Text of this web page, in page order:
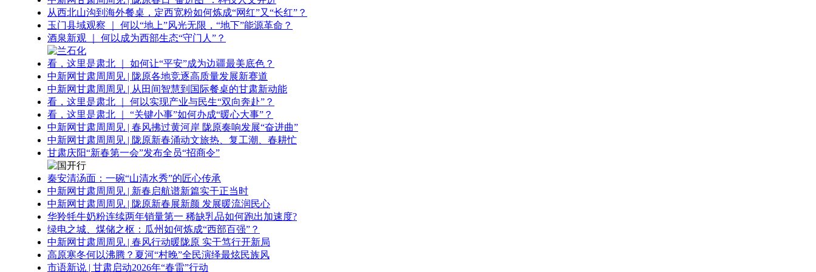
从西北山沟到海外餐桌，定西宽粉如何炼成“网红”又“长红”？
玉门县域观察 ｜ 何以“地上”风光无限，“地下”能源革命？
酒泉新观 ｜ 何以成为西部生态“守门人”？
看，这里是肃北 ｜ 如何让“平安”成为边疆最美底色？
中新网甘肃周周见 | 陇原各地竞逐高质量发展新赛道
中新网甘肃周周见 | 从田间智慧到国际餐桌的甘肃新动能
看，这里是肃北 ｜ 何以实现产业与民生“双向奔赴”？
看，这里是肃北 ｜ “关键小事”如何办成“暖心大事”？
中新网甘肃周周见 | 春风拂过黄河岸 陇原奏响发展“奋进曲”
中新网甘肃周周见 | 陇原新春涌动文旅热、复工潮、春耕忙
甘肃庆阳“新春第一会”发布全员“招商令”
秦安清汤面：一碗“山清水秀”的匠心传承
中新网甘肃周周见 | 新春启航谱新篇实干正当时
中新网甘肃周周见 | 陇原新春展新颜 发展暖流润民心
华羚牦牛奶粉连续两年销量第一 稀缺乳品如何跑出加速度?
绿电之城、煤储之枢：瓜州如何炼成“西部百强”？
中新网甘肃周周见 | 春风行动暖陇原 实干笃行开新局
高原寒冬何以沸腾？夏河“村晚”全民演绎最炫民族风
市语新说 | 甘肃启动2026年“春雷”行动